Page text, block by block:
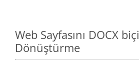
Web Sayfasını DOCX
Dönüştürme